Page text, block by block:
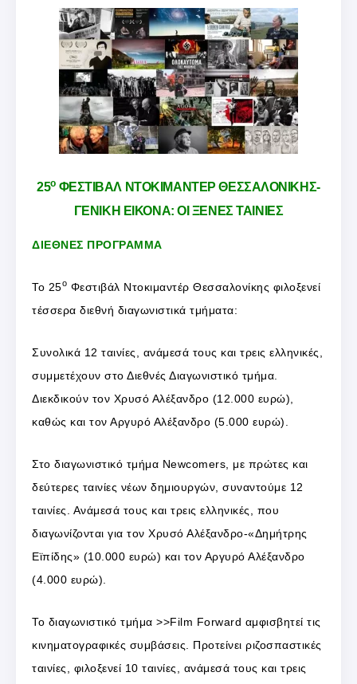
25οΦΕΣΤΙΒΑΛ ΝΤΟΚΙΜΑΝΤΕΡ ΘΕΣΣΑΛΟΝΙΚΗΣ-
ΓΕΝΙΚΗ ΕΙΚΟΝΑ: ΟΙ ΞΕΝΕΣ ΤΑΙΝΙΕΣ
ΔΙΕΘΝΕΣ ΠΡΟΓΡΑΜΜΑ
Το 25ο Φεστιβάλ Ντοκιμαντέρ Θεσσαλονίκης φιλοξενεί
τέσσερα διεθνή διαγωνιστικά τμήματα:
Συνολικά 12 ταινίες, ανάμεσά τους και τρεις ελληνικές,
συμμετέχουν στο Διεθνές Διαγωνιστικό τμήμα.
Διεκδικούν τον Χρυσό Αλέξανδρο (12.000 ευρώ),
καθώς και τον Αργυρό Αλέξανδρο (5.000 ευρώ).
Στο διαγωνιστικό τμήμα Newcomers, με πρώτες και
δεύτερες ταινίες νέων δημιουργών, συναντούμε 12
ταινίες. Ανάμεσά τους και τρεις ελληνικές, που
διαγωνίζονται για τον Χρυσό Αλέξανδρο-«Δημήτρης
Εϊπίδης» (10.000 ευρώ) και τον Αργυρό Αλέξανδρο
(4.000 ευρώ).
Το διαγωνιστικό τμήμα >>Film Forward αμφισβητεί τις
κινηματογραφικές συμβάσεις. Προτείνει ριζοσπαστικές
ταινίες, φιλοξενεί 10 ταινίες, ανάμεσά τους και τρεις